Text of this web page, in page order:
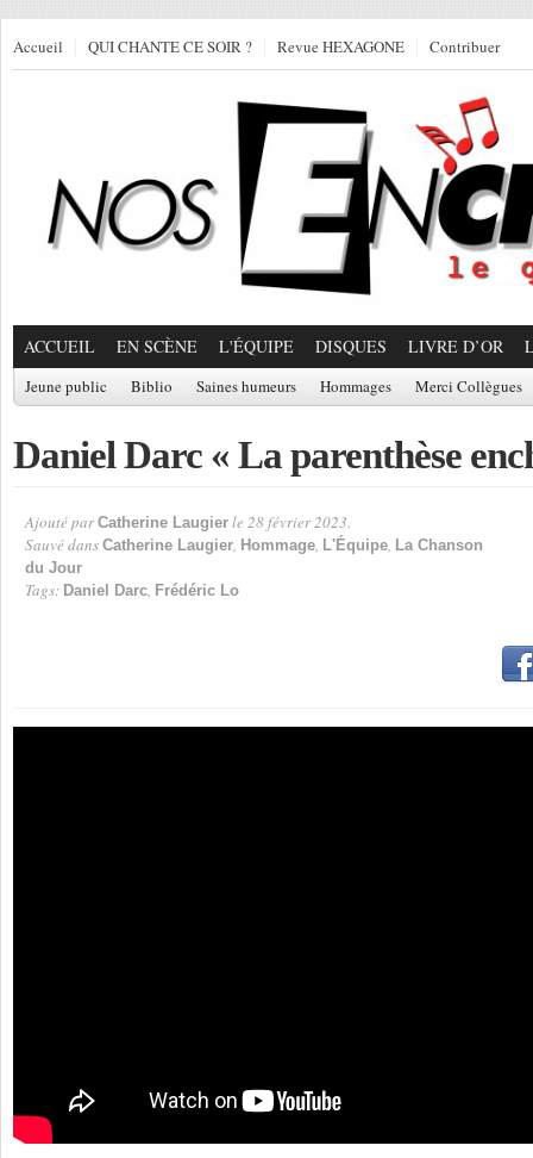
Accueil QUI CHANTE CE SOIR ? Revue HEXAGONE Contribuer
ACCUEIL EN SCÈNE L'ÉQUIPE DISQUES LIVRE D’OR
Jeune public Biblio Saines humeurs Hommages Merci Collègues
Daniel Darc « La parenthèse
Ajouté par Catherine Laugier le 28 février 2023.
Sauvé dans Catherine Laugier, Hommage, L'Équipe, La Chanson
du Jour
Tags: Daniel Darc, Frédéric Lo